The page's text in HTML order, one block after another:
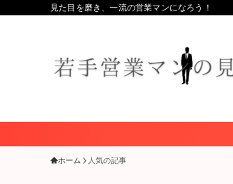
見た目を磨き、一流の営業マンになろう！
ホーム 人気の記事